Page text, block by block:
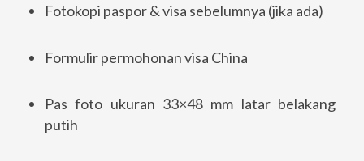
Fotokopi paspor & visa sebelumnya (jika ada)
Formulir permohonan visa China
Pas foto ukuran 33×48 mm latar belakang
putih